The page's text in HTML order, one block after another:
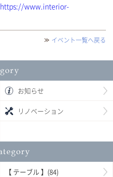
https://www.interior-
イベント一覧へ戻る
お知らせ
リノベーション
【 テーブル 】(84)